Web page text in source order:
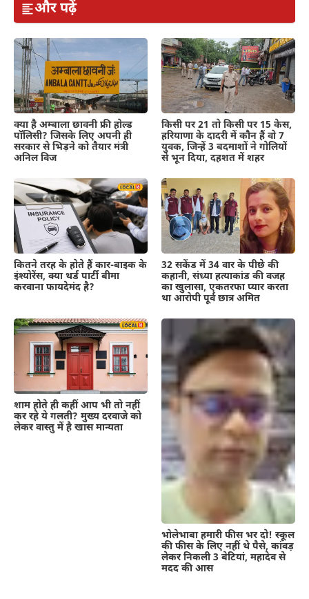
और पढ़ें
क्या है अम्बाला छावनी फ्री होल्ड
पॉलिसी? जिसके लिए अपनी ही
सरकार से भिड़ने को तैयार मंत्री
अनिल विज
किसी पर 21 तो किसी पर 15 केस,
हरियाणा के दादरी में कौन हैं वो 7
युवक, जिन्हें 3 बदमाशों ने गोलियों
से भून दिया, दहशत में शहर
कितने तरह के होते हैं कार-बाइक के
इंश्योरेंस, क्या थर्ड पार्टी बीमा
करवाना फायदेमंद है?
32 सकेंड में 34 वार के पीछे की
कहानी, संध्या हत्याकांड की वजह
का खुलासा, एकतरफा प्यार करता
था आरोपी पूर्व छात्र अमित
शाम होते ही कहीं आप भी तो नहीं
कर रहे ये गलती? मुख्य दरवाजे को
लेकर वास्तु में है खास मान्यता
भोलेभाबा हमारी फीस भर दो! स्कूल
की फीस के लिए नहीं थे पैसे, कांवड़
लेकर निकली 3 बेटियां, महादेव से
मदद की आस